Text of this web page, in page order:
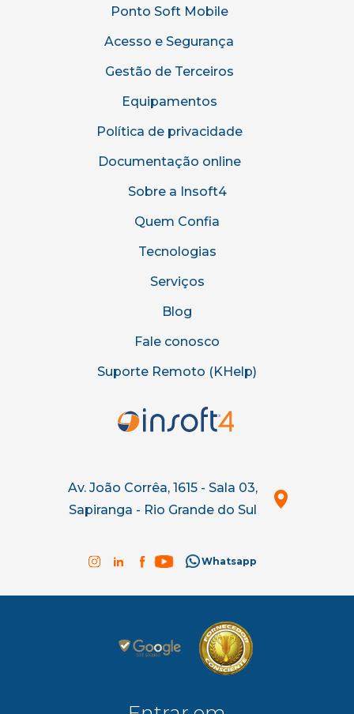
Ponto Soft Mobile
Acesso e Segurança
Gestão de Terceiros
Equipamentos
Política de privacidade
Documentação online
Sobre a Insoft4
Quem Confia
Tecnologias
Serviços
Blog
Fale conosco
Suporte Remoto (KHelp)
Av. João Corrêa, 1615 - Sala 03,
Sapiranga - Rio Grande do Sul
Whatsapp